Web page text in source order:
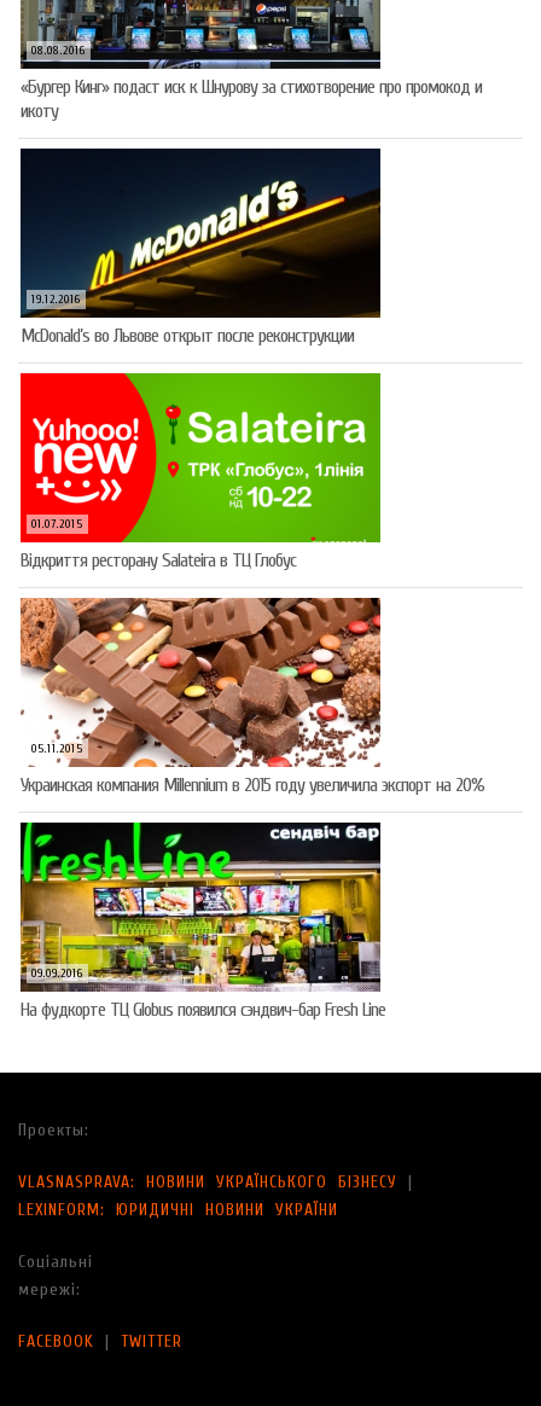
08.08.2016
«Бургер Кинг» подаст иск к Шнурову за стихотворение про промокод и
икоту
19.12.2016
McDonald’s во Львове открыт после реконструкции
01.07.2015
Відкриття ресторану Salateirа в ТЦ Глобус
05.11.2015
Украинская компания Millennium в 2015 году увеличила экспорт на 20%
09.09.2016
На фудкорте ТЦ Globus появился сэндвич-бар Fresh Line
Проекты:
VLASNASPRAVA: НОВИНИ УКРАЇНСЬКОГО БІЗНЕСУ |
LEXINFORM: ЮРИДИЧНІ НОВИНИ УКРАЇНИ
Соціальні
мережі:
FACEBOOK | TWITTER